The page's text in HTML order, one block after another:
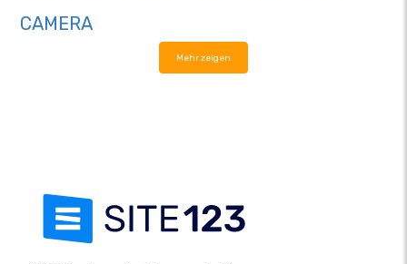
CAMERA
Mehr zeigen